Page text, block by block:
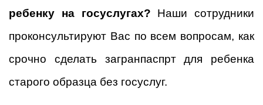
ребенку на госуслугах? Наши сотрудники
проконсультируют Вас по всем вопросам, как
срочно сделать загранпаспрт для ребенка
старого образца без госуслуг.